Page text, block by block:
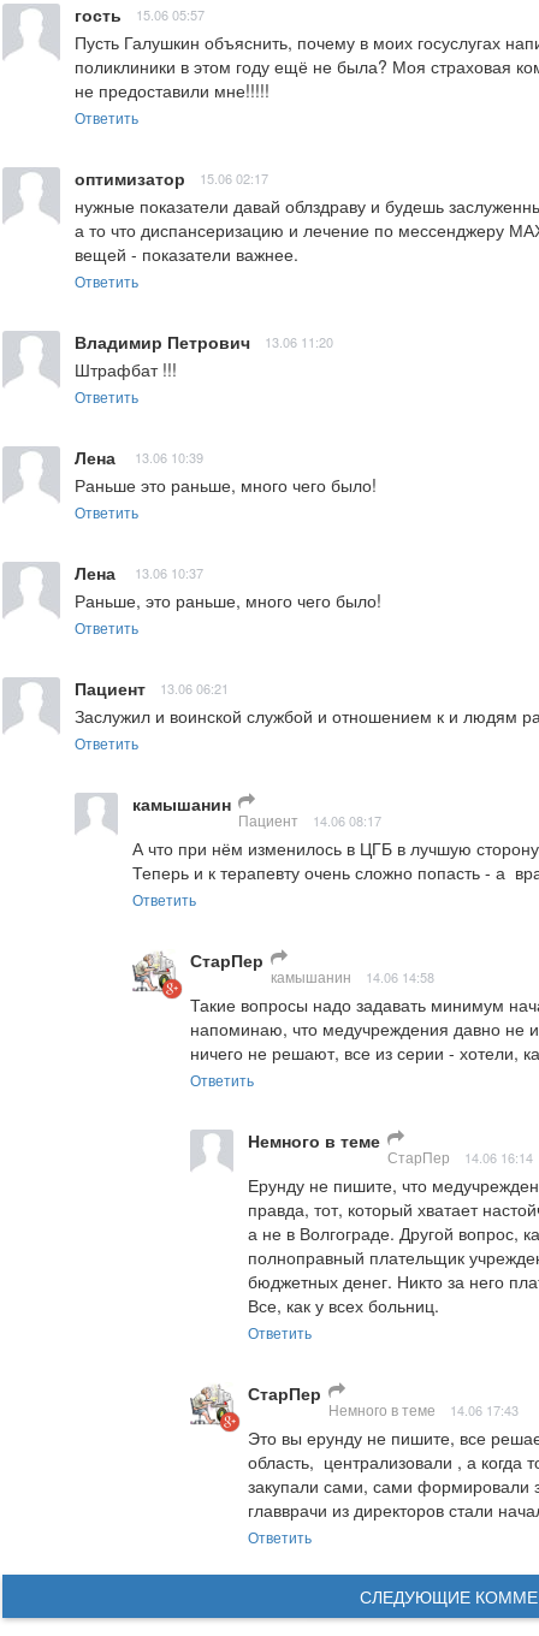
гость 15.06 05:57
Пусть Галушкин объяснить, почему в моих госуслугах
поликлиники в этом году ещё не была? Моя страховая
не предоставили мне!!!!!
Ответить
оптимизатор 15.06 02:17
нужные показатели давай облздраву и будешь
а то что диспансеризацию и лечение по мессенджеру
вещей - показатели важнее.
Ответить
Владимир Петрович 13.06 11:20
Штрафбат !!!
Ответить
Лена 13.06 10:39
Раньше это раньше, много чего было!
Ответить
Лена 13.06 10:37
Раньше, это раньше, много чего было!
Ответить
Пациент 13.06 06:21
Заслужил и воинской службой и отношением к и людям
Ответить
камышанин
Пациент 14.06 08:17
А что при нём изменилось в ЦГБ в лучшую
Теперь и к терапевту очень сложно попасть - а
Ответить
СтарПер
камышанин 14.06 14:58
Такие вопросы надо задавать минимум
напоминаю, что медучреждения давно не
ничего не решают, все из серии - хотели,
Ответить
Немного в теме
СтарПер 14.06 16:14
Ерунду не пишите, что
правда, тот, который хватает
а не в Волгограде. Другой вопрос,
полноправный плательщик
бюджетных денег. Никто за него
Все, как у всех больниц.
Ответить
СтарПер
Немного в теме 14.06 17:43
Это вы ерунду не пишите, все
область,  централизовали , а
закупали сами, сами формировали
главврачи из директоров стали
Ответить
СЛЕДУЮЩИЕ